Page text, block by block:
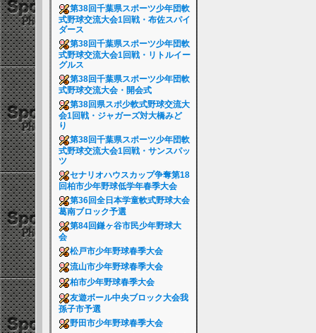
第38回千葉県スポーツ少年団軟
式野球交流大会1回戦・布佐スパイ
ダース
第38回千葉県スポーツ少年団軟
式野球交流大会1回戦・リトルイー
グルス
第38回千葉県スポーツ少年団軟
式野球交流大会・開会式
第38回県スポ少軟式野球交流大
会1回戦・ジャガーズ対大橋みど
り
第38回千葉県スポーツ少年団軟
式野球交流大会1回戦・サンスパッ
ツ
セナリオハウスカップ争奪第18
回柏市少年野球低学年春季大会
第36回全日本学童軟式野球大会
葛南ブロック予選
第84回鎌ヶ谷市民少年野球大
会
松戸市少年野球春季大会
流山市少年野球春季大会
柏市少年野球春季大会
友遊ボール中央ブロック大会我
孫子市予選
野田市少年野球春季大会